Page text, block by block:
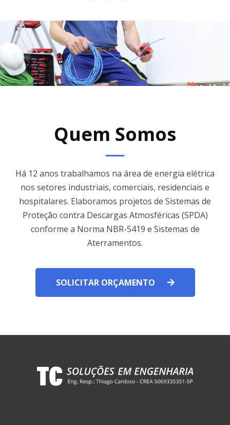
Quem Somos
Há 12 anos trabalhamos na área de energia elétrica
nos setores industriais, comerciais, residenciais e
hospitalares. Elaboramos projetos de Sistemas de
Proteção contra Descargas Atmosféricas (SPDA)
conforme a Norma NBR-5419 e Sistemas de
Aterramentos.
SOLICITAR ORÇAMENTO